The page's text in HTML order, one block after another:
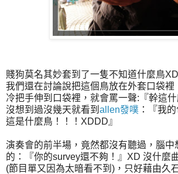
賤狗莫名其妙套到了一隻不知道什麼鳥XD
我們還在討論說把這個鳥放在外套口袋裡
冷把手伸到口袋裡，就會罵一聲:『幹這什
沒想到過沒幾天就看到 allen發噗 ：『我
這是什麼鳥！！！XDDD』
演奏會的前半場，竟然都沒有聽過，腦中
的：『你的survey還不夠！』XD 沒什麼
(節目單又因為太暗看不到)，只好藉由久